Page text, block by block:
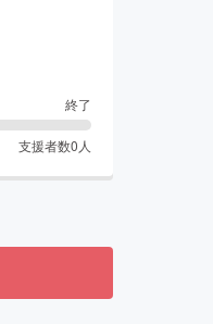
終了
支援者数0 人